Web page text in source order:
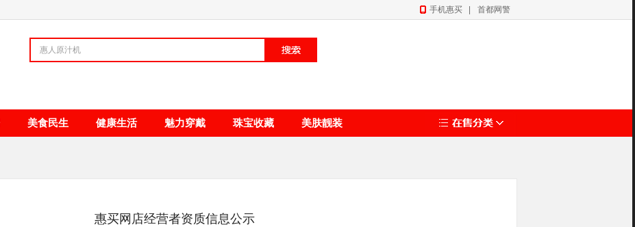
手机惠买 首都网警
美食民生 健康生活 魅力穿戴 珠宝收藏 美肤靓装
惠买网店经营者资质信息公示